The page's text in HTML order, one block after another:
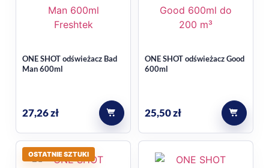
ONE SHOT odświeżacz Bad
Man 600ml
27,26zł
ONE SHOT odświeżacz Good
600ml
25,50zł
OSTATNIE SZTUKI